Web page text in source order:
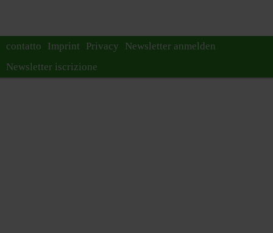
contatto Imprint Privacy
Newsletter anmelden
Newsletter iscrizione